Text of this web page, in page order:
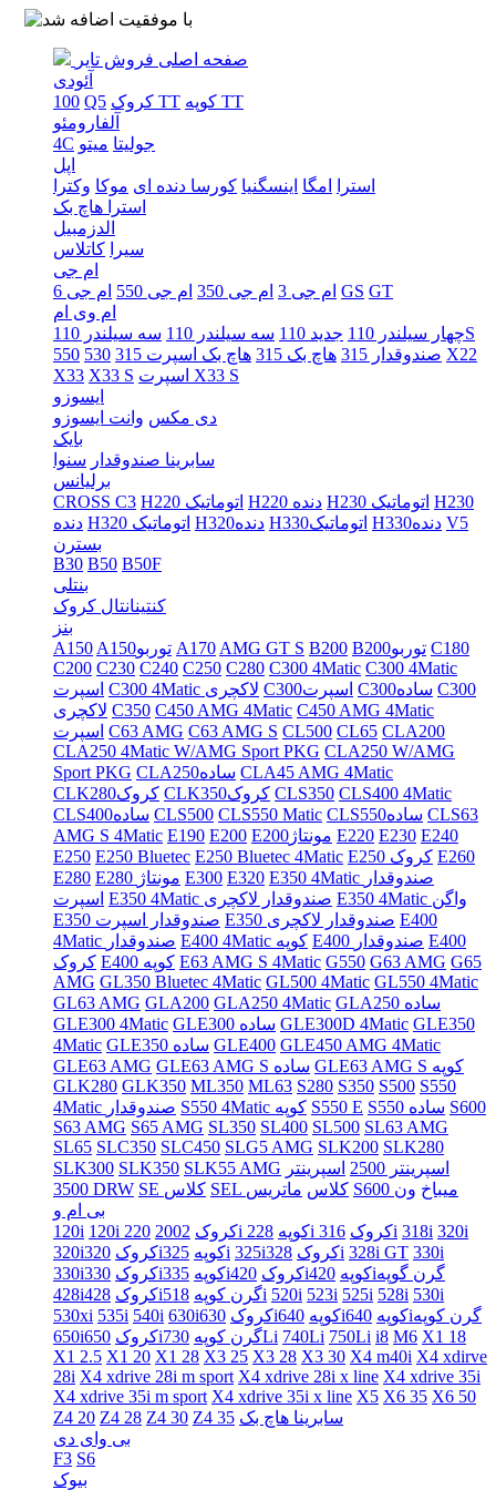
صفحه اصلی فروش تایر
آئودی
100 Q5 کروک TT
کوپه TT
آلفارومئو
4C
جولیتا میتو
اپل
استرا
امگا اینسگنیا کورسا دنده ای موکا وکترا
استرا هاچ بک
الدزمبیل
سیرا
کاتلاس
ام جی
ام جی 3
ام جی 350 ام جی 550 ام جی 6 GS GT
ام وی ام
چهار سیلندر 110
جدید 110 سه سیلندر 110
سه سیلندر 110S
صندوقدار 315
هاچ بک 315 هاچ بک اسپرت 315 530
550
X22
X33 X33 S
اسپرت X33 S
ایسوزو
دی مکس وانت ایسوزو
بایک
سابرینا صندوقدار سنوا
برلیانس
CROSS C3
H220 اتوماتیک H220 دنده H230 اتوماتیک H230
دنده
H320 اتوماتیک H320دنده H330اتوماتیک H330دنده V5
بسترن
B30 B50 B50F
بنتلی
کنتینانتال کروک
بنز
A150
A150توربو A170 AMG GT S B200 B200توربو C180
C200 C230 C240 C250 C280 C300 4Matic C300 4Matic
اسپرت
C300 4Matic لاکچری C300اسپرت C300ساده C300
لاکچری C350 C450 AMG 4Matic C450 AMG 4Matic
اسپرت C63 AMG C63 AMG S CL500 CL65 CLA200
CLA250 4Matic W/AMG Sport PKG CLA250 W/AMG
Sport PKG
CLA250ساده CLA45 AMG 4Matic
CLK280کروک
CLK350کروک CLS350 CLS400 4Matic
CLS400ساده CLS500 CLS550 Matic CLS550ساده CLS63
AMG S 4Matic E190 E200 E200مونتاژ E220 E230 E240
E250 E250 Bluetec E250 Bluetec 4Matic E250 کروک E260
E280
E280 مونتاژ E300 E320 E350 4Matic صندوقدار
اسپرت
E350 4Matic صندوقدار لاکچری
E350 4Matic واگن
E350 صندوقدار اسپرت
E350 صندوقدار لاکچری E400
4Matic صندوقدار
E400 4Matic کوپه E400 صندوقدار E400
کروک
E400 کوپه E63 AMG S 4Matic G550 G63 AMG G65
AMG GL350 Bluetec 4Matic GL500 4Matic GL550 4Matic
GL63 AMG GLA200 GLA250 4Matic
GLA250 ساده
GLE300 4Matic
GLE300 ساده GLE300D 4Matic GLE350
4Matic
GLE350 ساده GLE400 GLE450 AMG 4Matic
GLE63 AMG
GLE63 AMG S ساده
GLE63 AMG S کوپه
GLK280 GLK350 ML350 ML63 S280 S350 S500 S550
4Matic صندوقدار
S550 4Matic کوپه S550 E S550 ساده S600
S63 AMG S65 AMG SL350 SL400 SL500 SL63 AMG
SL65 SLC350 SLC450 SLG5 AMG SLK200 SLK280
SLK300 SLK350 SLK55 AMG اسپرینتر 2500
اسپرینتر
3500 DRW
SE کلاس SEL کلاس ماتریس S600 میباخ ون
بی ام و
120i
120i کروک 2002 220i کوپه 228i کروک316i 318i 320i
320iکروک
320iکوپه325i 325iکروک328i 328i GT 330i
330iکروک
330iکوپه 335iکروک 420iکوپه 420iگرن گوپه
428iکروک
428iگرن کوپه518i 520i 523i 525i 528i 530i
530xi 535i 540i 630iکروک 630iکوپه 640iکوپه 640iگرن کوپه
650iکروک
650iگرن کوپه730Li 740Li 750Li i8 M6 X1 18
X1 2.5 X1 20 X1 28 X3 25 X3 28 X3 30 X4 m40i X4 xdirve
28i X4 xdrive 28i m sport X4 xdrive 28i x line X4 xdrive 35i
X4 xdrive 35i m sport X4 xdrive 35i x line X5 X6 35 X6 50
Z4 20 Z4 28 Z4 30 Z4 35 سابرینا هاچ بک
بی وای دی
F3 S6
بیوک